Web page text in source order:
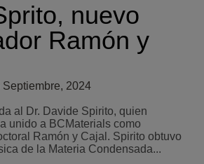
nuevo
Ramón y
Septiembre, 2024
al Dr. Davide Spirito, quien
unido a BCMaterials como
Ramón y Cajal. Spirito obtuvo
de la Materia Condensada...